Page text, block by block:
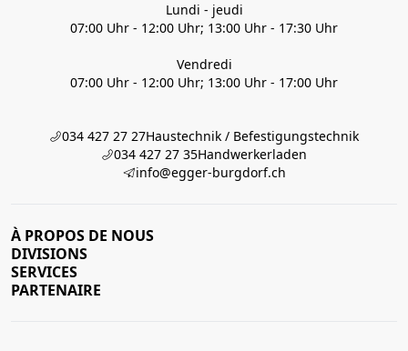
Lundi - jeudi
07:00 Uhr - 12:00 Uhr; 13:00 Uhr - 17:30 Uhr
Vendredi
07:00 Uhr - 12:00 Uhr; 13:00 Uhr - 17:00 Uhr
034 427 27 27Haustechnik / Befestigungstechnik
034 427 27 35Handwerkerladen
info@egger-burgdorf.ch
À PROPOS DE NOUS
DIVISIONS
SERVICES
PARTENAIRE